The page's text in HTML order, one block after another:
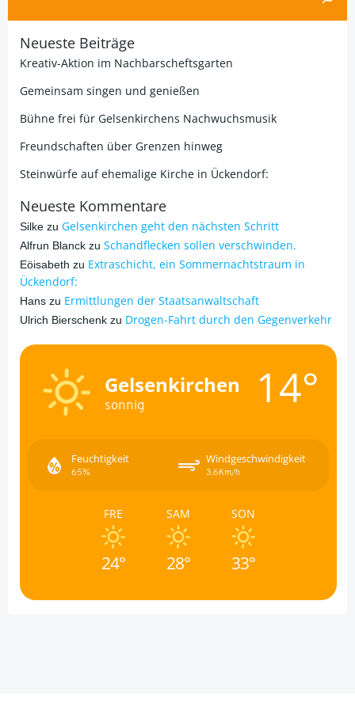
Neueste Beiträge
Kreativ-Aktion im Nachbarscheftsgarten
Gemeinsam singen und genießen
Bühne frei für Gelsenkirchens Nachwuchsmusik
Freundschaften über Grenzen hinweg
Steinwürfe auf ehemalige Kirche in Ückendorf:
Neueste Kommentare
Silke zu Gelsenkirchen geht den nächsten Schritt
Alfrun Blanck zu Schandflecken sollen verschwinden.
Eöisabeth zu Extraschicht, ein Sommernachtstraum in
Ückendorf:
Hans zu Ermittlungen der Staatsanwaltschaft
Ulrich Bierschenk zu Drogen-Fahrt durch den Gegenverkehr
Gelsenkirchen
sonnig 14°
Feuchtigkeit
65%
Windgeschwindigkeit
3.6Km/h
FRE
24°
SAM
28°
SON
33°